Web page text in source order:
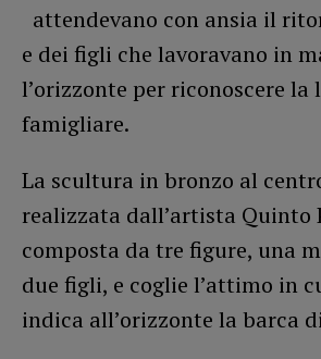
attendevano con ansia il
e dei figli che lavoravano in
l’orizzonte per riconoscere la
famigliare.
La scultura in bronzo al
realizzata dall’artista Quinto
composta da tre figure, una
due figli, e coglie l’attimo in
indica all’orizzonte la barca